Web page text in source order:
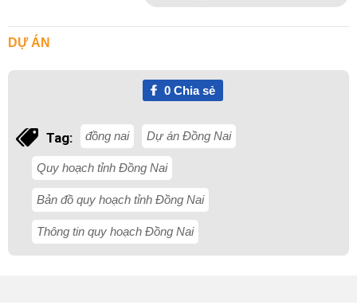
DỰ ÁN
0Chia sẻ
Tag: đồng nai Dự án Đồng Nai
Quy hoạch tỉnh Đồng Nai
Bản đồ quy hoạch tỉnh Đồng Nai
Thông tin quy hoạch Đồng Nai